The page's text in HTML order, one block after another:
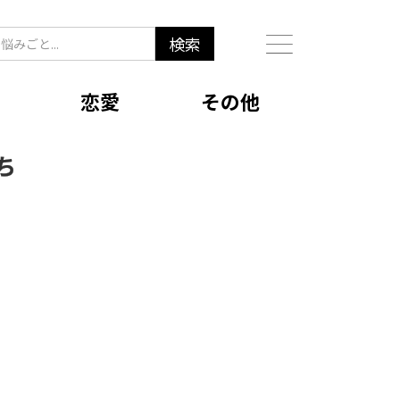
恋愛 その他